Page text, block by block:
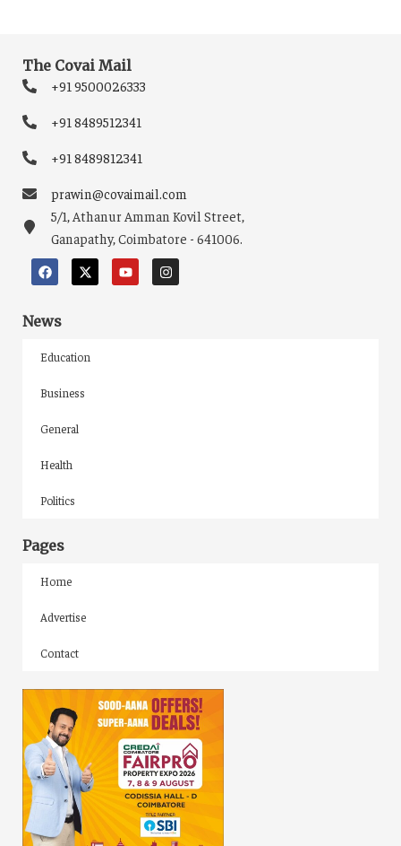
The Covai Mail
+91 9500026333
+91 8489512341
+91 8489812341
prawin@covaimail.com
5/1, Athanur Amman Kovil Street,
Ganapathy, Coimbatore - 641006.
News
Education
Business
General
Health
Politics
Pages
Home
Advertise
Contact